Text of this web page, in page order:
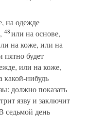
на одежде
48или на основе,
на коже, или на
пятно будет
или на коже,
какой-нибудь
должно показать
язву и заключит
седьмой день